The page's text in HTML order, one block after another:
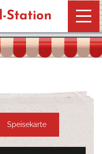
Station
Speisekarte